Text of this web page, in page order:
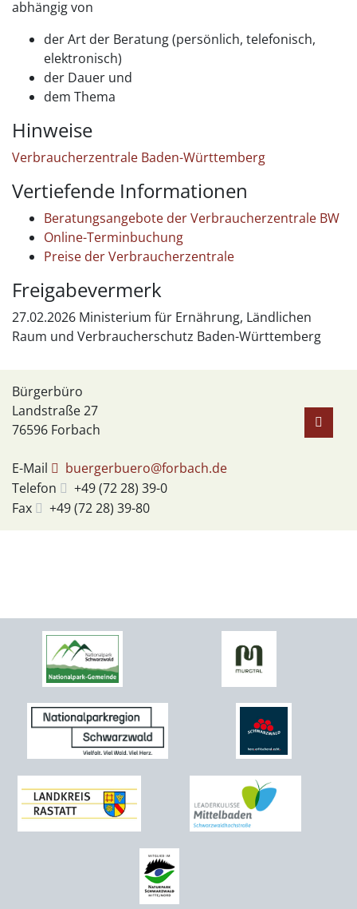
abhängig von
der Art der Beratung (persönlich, telefonisch,
elektronisch)
der Dauer und
dem Thema
Hinweise
Verbraucherzentrale Baden-Württemberg
Vertiefende Informationen
Beratungsangebote der Verbraucherzentrale BW
Online-Terminbuchung
Preise der Verbraucherzentrale
Freigabevermerk
27.02.2026 Ministerium für Ernährung, Ländlichen
Raum und Verbraucherschutz Baden-Württemberg
Bürgerbüro
Landstraße 27
76596 Forbach
E-Mail
buergerbuero@forbach.de
Telefon
+49 (7228) 39-0
Fax
+49 (7228) 39-80